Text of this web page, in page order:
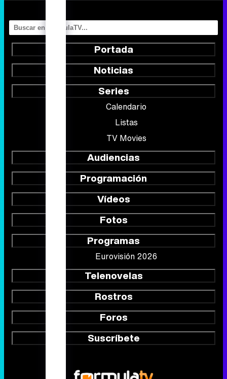
Portada
Noticias
Series
Calendario
Listas
TV Movies
Audiencias
Programación
Vídeos
Fotos
Programas
Eurovisión 2026
Telenovelas
Rostros
Foros
Suscríbete